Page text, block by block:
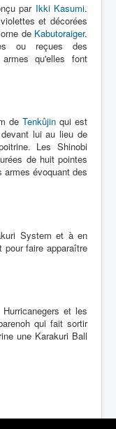
par Ikki Kasumi.
et décorées
de Kabutoraiger.
ou reçues des
qu'elles font
de Tenkûjin qui est
lui au lieu de
Les Shinobi
de huit pointes
évoquant des
System et à en
pour faire apparaître
et les
qui fait sortir
une Karakuri Ball